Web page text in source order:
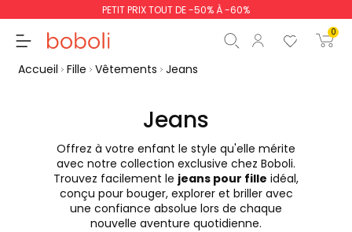
PETIT PRIX TOUT DE -50% À -60%
0
Sous-total
0,00 €
poursuit Commencer la
Accueil Fille Vêtements Jeans
Jeans
Offrez à votre enfant le style qu'elle mérite
avec notre collection exclusive chez Boboli.
Trouvez facilement le jeans pour fille idéal,
conçu pour bouger, explorer et briller avec
une confiance absolue lors de chaque
nouvelle aventure quotidienne.